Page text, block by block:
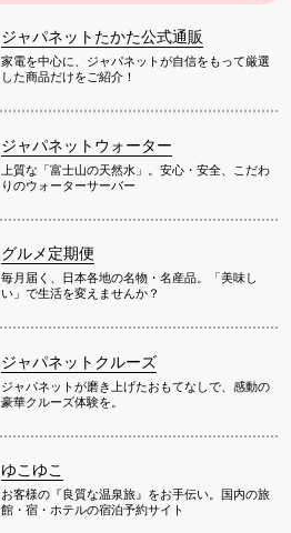
ジャパネットたかた公式通販
家電を中心に、ジャパネットが自信をもって厳選
した商品だけをご紹介！
ジャパネットウォーター
上質な「富士山の天然水」。安心・安全、こだわ
りのウォーターサーバー
グルメ定期便
毎月届く、日本各地の名物・名産品。「美味し
い」で生活を変えませんか？
ジャパネットクルーズ
ジャパネットが磨き上げたおもてなしで、感動の
豪華クルーズ体験を。
ゆこゆこ
お客様の『良質な温泉旅』をお手伝い。国内の旅
館・宿・ホテルの宿泊予約サイト